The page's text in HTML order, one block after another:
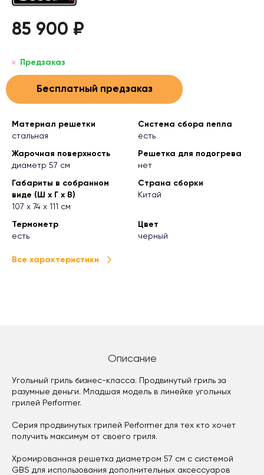
85 900 ₽
Предзаказ
Бесплатный предзаказ
Материал решетки
стальная
Система сбора пепла
есть
Жарочная поверхность
диаметр 57 см
Решетка для подогрева
нет
Габариты в собранном
виде (Ш х Г х В)
107 х 74 х 111 см
Страна сборки
Китай
Термометр
есть
Цвет
черный
Все характеристики
Описание
Угольный гриль бизнес-класса. Продвинутый гриль за
разумные деньги. Младшая модель в линейке угольных
грилей Performer.
Серия продвинутых грилей Performer для тех кто хочет
получить максимум от своего гриля.
Хромированная решетка диаметром 57 см с системой
GBS для использования дополнительных аксессуаров